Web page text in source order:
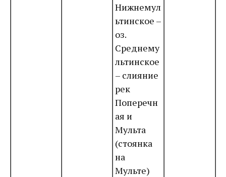
Нижнемул
ьтинское –
оз.
Среднему
льтинское
– слияние
рек
Поперечн
ая и
Мульта
(стоянка
на
Мульте)